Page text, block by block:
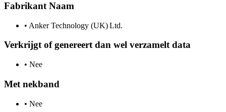
Fabrikant Naam
• Anker Technology (UK) Ltd.
Verkrijgt of genereert dan wel verzamelt data
• Nee
Met nekband
• Nee